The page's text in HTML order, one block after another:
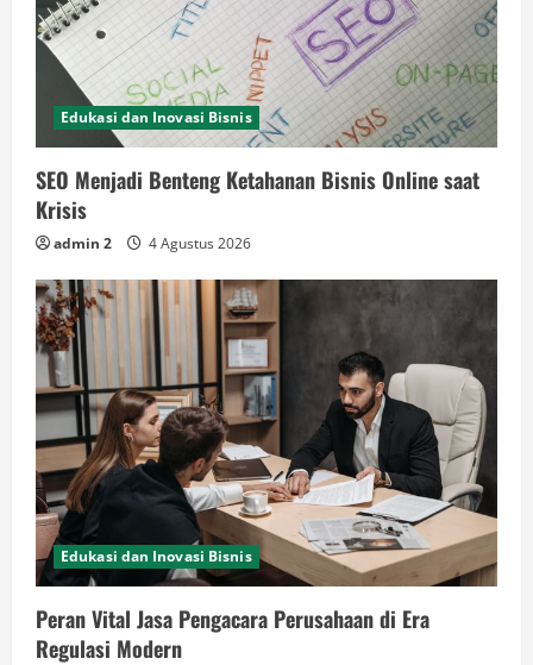
Edukasi dan Inovasi Bisnis
SEO Menjadi Benteng Ketahanan Bisnis Online saat
Krisis
admin 2 4 Agustus 2026
Edukasi dan Inovasi Bisnis
Peran Vital Jasa Pengacara Perusahaan di Era
Regulasi Modern